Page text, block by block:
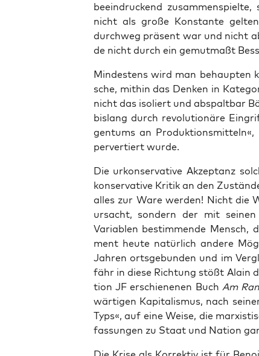
beein­dru­ckend
nicht als gro­ße Kon­stan­te
durch­weg prä­sent war und nicht
de nicht durch ein gemut­maßt
Min­des­tens wird man behaup­ten
sche, mit­hin das Den­ken in
nicht das iso­liert und abspalt­bar
bis­lang durch revo­lu­tio­nä­re
gen­tums an
per­ver­tiert wurde.
Die urkon­ser­va­ti­ve Akzep­tanz
kon­ser­va­ti­ve Kri­tik an den
alles zur Ware wer­den! Nicht die
ur­sacht, son­dern der mit
Varia­blen bestim­men­de
ment heu­te natür­lich ande­re
Jah­ren orts­ge­bun­den und im
fähr in die­se Rich­tung stößt Alain
ti­on JF erschie­ne­nen Buch Am
wär­ti­gen Kapi­ta­lis­mus, nach
Typs«, auf eine Wei­se, die
fas­sun­gen zu Staat und Nati­on